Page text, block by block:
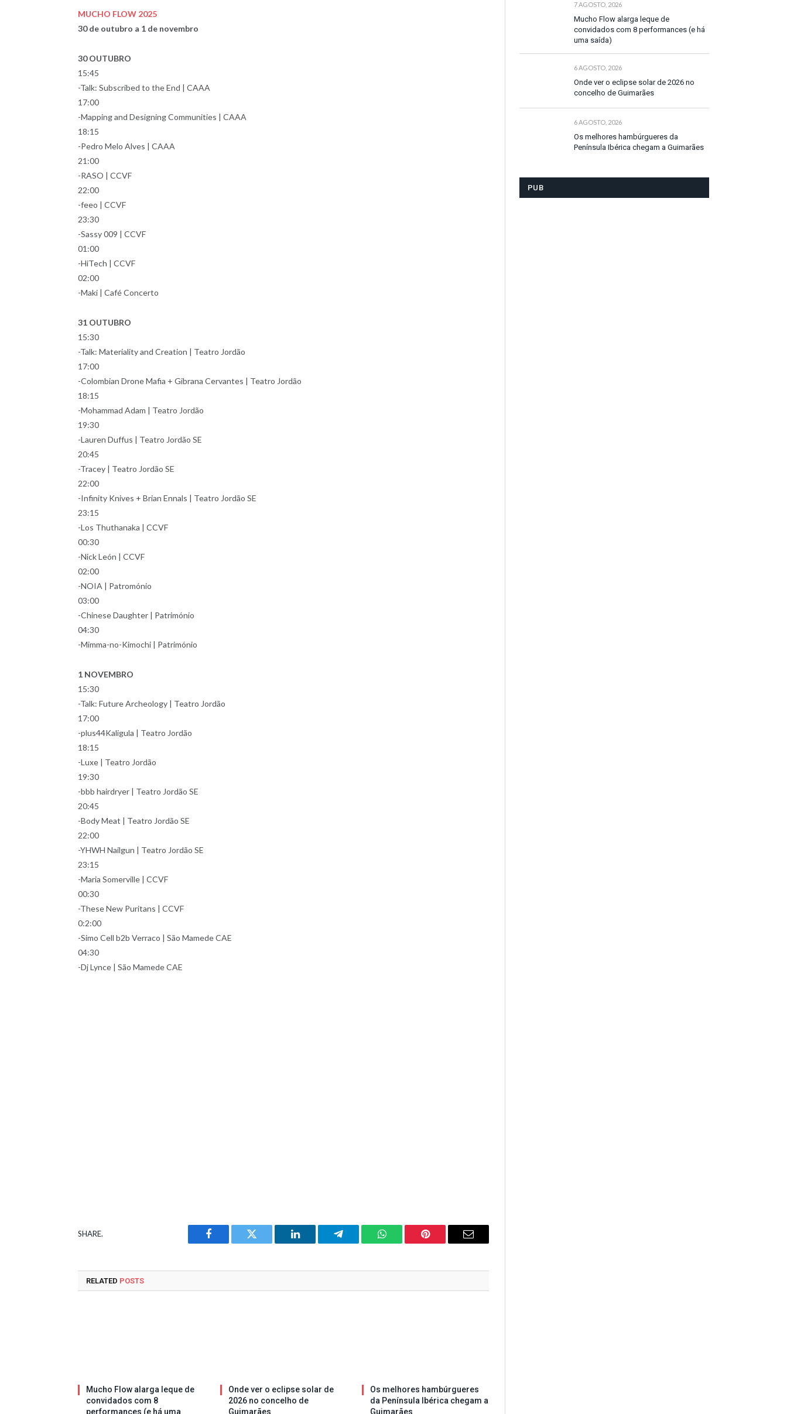
MUCHO FLOW 2025
30 de outubro a 1 de novembro
30 OUTUBRO
15:45
-Talk: Subscribed to the End | CAAA
17:00
-Mapping and Designing Communities | CAAA
18:15
-Pedro Melo Alves | CAAA
21:00
-RASO | CCVF
22:00
-feeo | CCVF
23:30
-Sassy 009 | CCVF
01:00
-HiTech | CCVF
02:00
-Maki | Café Concerto
31 OUTUBRO
15:30
-Talk: Materiality and Creation | Teatro Jordão
17:00
-Colombian Drone Mafia + Gibrana Cervantes | Teatro Jordão
18:15
-Mohammad Adam | Teatro Jordão
19:30
-Lauren Duffus | Teatro Jordão SE
20:45
-Tracey | Teatro Jordão SE
22:00
-Infinity Knives + Brian Ennals | Teatro Jordão SE
23:15
-Los Thuthanaka | CCVF
00:30
-Nick León | CCVF
02:00
-NOIA | Patromónio
03:00
-Chinese Daughter | Património
04:30
-Mimma-no-Kimochi | Património
1 NOVEMBRO
15:30
-Talk: Future Archeology | Teatro Jordão
17:00
-plus44Kaligula | Teatro Jordão
18:15
-Luxe | Teatro Jordão
19:30
-bbb hairdryer | Teatro Jordão SE
20:45
-Body Meat | Teatro Jordão SE
22:00
-YHWH Nailgun | Teatro Jordão SE
23:15
-Maria Somerville | CCVF
00:30
-These New Puritans | CCVF
0:2:00
-Simo Cell b2b Verraco | São Mamede CAE
04:30
-Dj Lynce | São Mamede CAE
SHARE.
Facebook Twitter LinkedIn Telegram WhatsAppPinterest Email
RELATED POSTS
Mucho Flow alarga leque de
convidados com 8
performances (e há uma
Onde ver o eclipse solar de
2026 no concelho de
Guimarães
Os melhores hambúrgueres
da Península Ibérica chegam a
Guimarães
7 AGOSTO, 2026
Mucho Flow alarga leque de
convidados com 8 performances (e há
uma saída)
6 AGOSTO, 2026
Onde ver o eclipse solar de 2026 no
concelho de Guimarães
6 AGOSTO, 2026
Os melhores hambúrgueres da
Península Ibérica chegam a Guimarães
PUB